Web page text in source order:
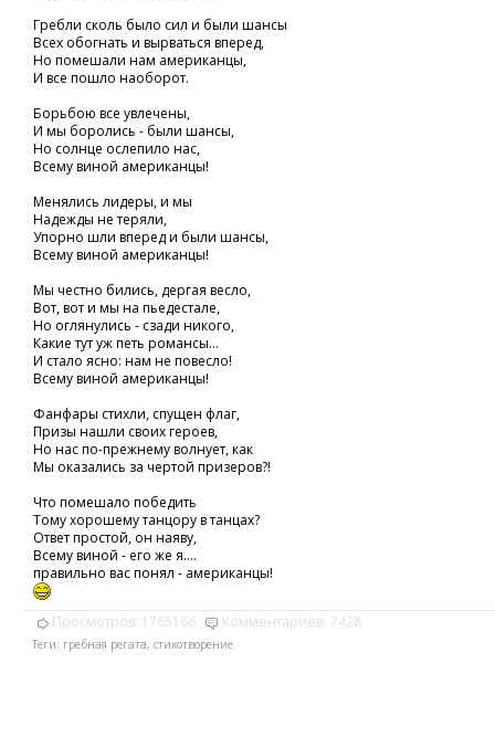
Гребли сколь было сил и были шансы
Всех обогнать и вырваться вперед,
Но помешали нам американцы,
И все пошло наоборот.
Борьбою все увлечены,
И мы боролись - были шансы,
Но солнце ослепило нас,
Всему виной американцы!
Менялись лидеры, и мы
Надежды не теряли,
Упорно шли вперед и были шансы,
Всему виной американцы!
Мы честно бились, дергая весло,
Вот, вот и мы на пьедестале,
Но оглянулись - сзади никого,
Какие тут уж петь романсы...
И стало ясно: нам не повесло!
Всему виной американцы!
Фанфары стихли, спущен флаг,
Призы нашли своих героев,
Но нас по-прежнему волнует, как
Мы оказались за чертой призеров?!
Что помешало победить
Тому хорошему танцору в танцах?
Ответ простой, он наяву,
Всему виной - его же я....
правильно вас понял - американцы!
Просмотров: 1765166 Комментариев: 7428
Теги: гребная регата, стихотворение